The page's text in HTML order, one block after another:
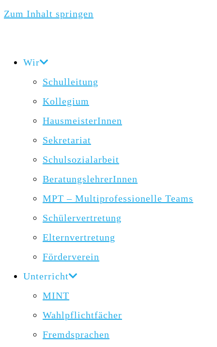
Zum Inhalt springen
Wir
Schulleitung
Kollegium
HausmeisterInnen
Sekretariat
Schulsozialarbeit
BeratungslehrerInnen
MPT – Multiprofessionelle Teams
Schülervertretung
Elternvertretung
Förderverein
Unterricht
MINT
Wahlpflichtfächer
Fremdsprachen